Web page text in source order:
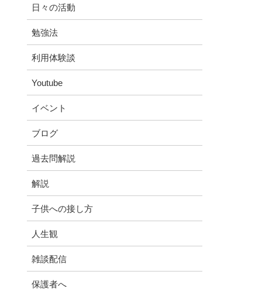
日々の活動
勉強法
利用体験談
Youtube
イベント
ブログ
過去問解説
解説
子供への接し方
人生観
雑談配信
保護者へ